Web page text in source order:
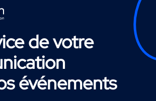
de votre
événements